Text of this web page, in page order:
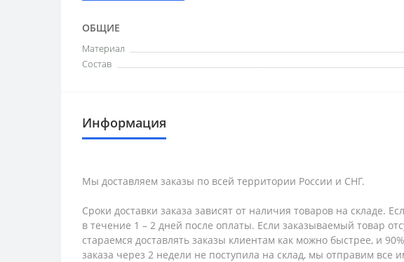
ОБЩИЕ
Материал
Состав
Информация
Мы доставляем заказы по всей территории России и СНГ.
Сроки доставки заказа зависят от наличия товаров на
в течение 1 – 2 дней после оплаты. Если заказываемый товар
стараемся доставлять заказы клиентам как можно быстрее, и
заказа через 2 недели не поступила на склад, мы отправим